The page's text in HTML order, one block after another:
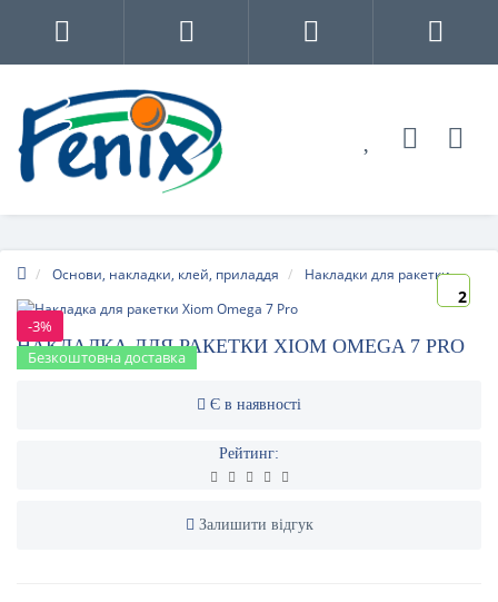
Основи, накладки, клей, приладдя Накладки для ракетки
-3%
Безкоштовна доставка
2
НАКЛАДКА ДЛЯ РАКЕТКИ XIOM OMEGA 7 PRO
Є в наявності
Рейтинг:
Залишити відгук